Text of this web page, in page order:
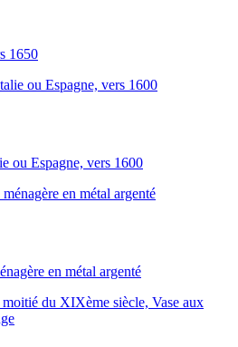
1650
ou Espagne, vers 1600
en métal argenté